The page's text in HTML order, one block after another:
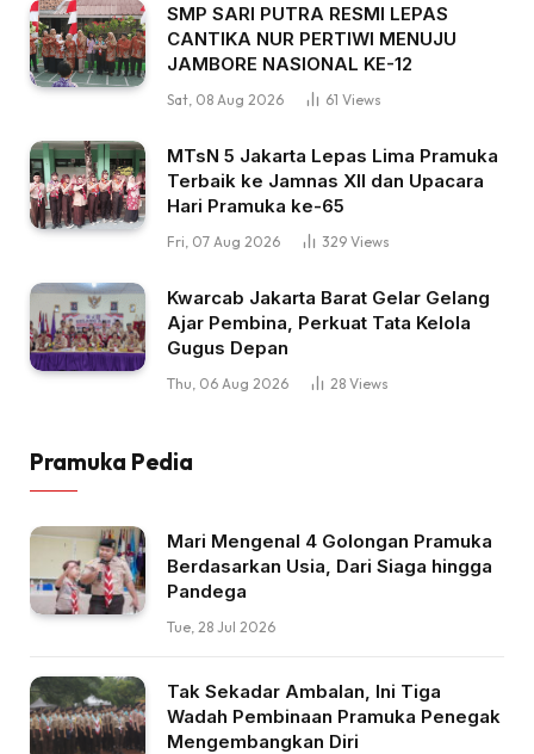
SMP SARI PUTRA RESMI LEPAS
CANTIKA NUR PERTIWI MENUJU
JAMBORE NASIONAL KE-12
Sat, 08 Aug 2026 61 Views
MTsN 5 Jakarta Lepas Lima Pramuka
Terbaik ke Jamnas XII dan Upacara
Hari Pramuka ke-65
Fri, 07 Aug 2026 329 Views
Kwarcab Jakarta Barat Gelar Gelang
Ajar Pembina, Perkuat Tata Kelola
Gugus Depan
Thu, 06 Aug 2026 28 Views
Pramuka Pedia
Mari Mengenal 4 Golongan Pramuka
Berdasarkan Usia, Dari Siaga hingga
Pandega
Tue, 28 Jul 2026
Tak Sekadar Ambalan, Ini Tiga
Wadah Pembinaan Pramuka Penegak
Mengembangkan Diri